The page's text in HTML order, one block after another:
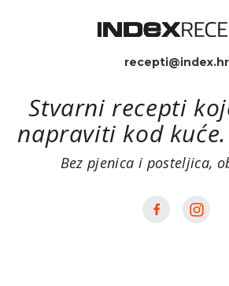
recepti@index.hr
Stvarni recepti
napraviti kod
Bez pjenica i posteljica,